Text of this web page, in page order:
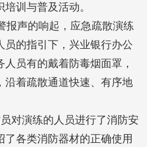
训与普及活动。
报声的响起，应急疏散演练
员的指引下，兴业银行办公
员有的戴着防毒烟面罩，
沿着疏散通道快速、有序地
对演练的人员进行了消防安
各类消防器材的正确使用